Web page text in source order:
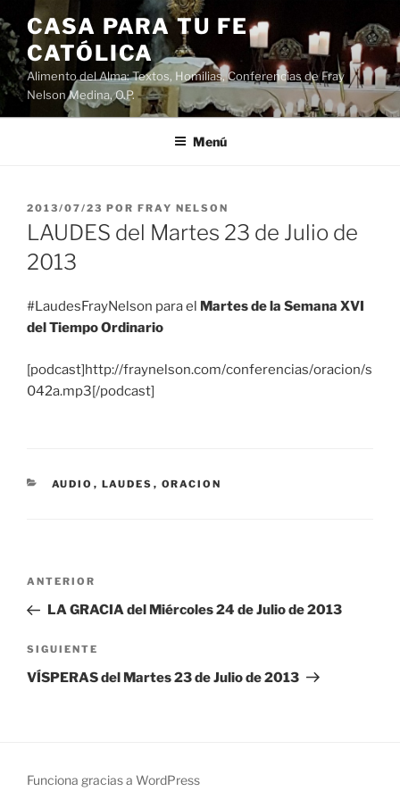
Saltar
al
contenido
CASA PARA TU FE
CATÓLICA
Alimento del Alma: Textos, Homilias, Conferencias de Fray
Nelson Medina, O.P.
Menú
PUBLICADO
EL
2013/07/23 POR FRAY NELSON
LAUDES del Martes 23 de Julio de
2013
#LaudesFrayNelson para el Martes de la Semana XVI
del Tiempo Ordinario
[podcast]http://fraynelson.com/conferencias/oracion/s
042a.mp3[/podcast]
CATEGORÍAS
AUDIO , LAUDES , ORACION
Navegación
entradas
Entrada
anterior:
ANTERIOR
LA GRACIA del Miércoles 24 de Julio de 2013
Siguiente
entrada
SIGUIENTE
VÍSPERAS del Martes 23 de Julio de 2013
Funciona gracias a WordPress